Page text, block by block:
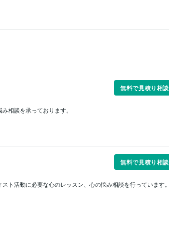
無料で見積り相談
相談を承っております。
無料で見積り相談
ト活動に必要な心のレッスン、心の悩み相談を行っています。